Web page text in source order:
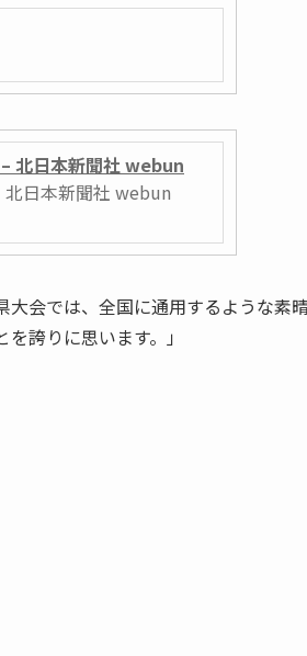
北日本新聞社 webun
北日本新聞社 webun
大会では、全国に通用するような素
誇りに思います。」